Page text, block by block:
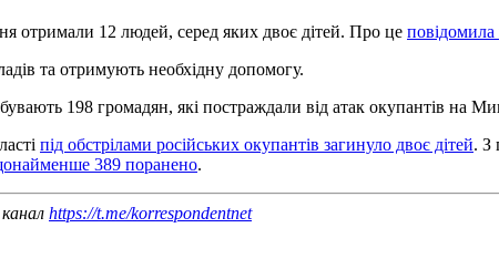
отримали 12 людей, серед яких двоє дітей. Про це повідомила
та отримують необхідну допомогу.
198 громадян, які постраждали від атак окупантів на
під обстрілами російських окупантів загинуло двоє дітей. З
389 поранено.
https://t.me/korrespondentnet